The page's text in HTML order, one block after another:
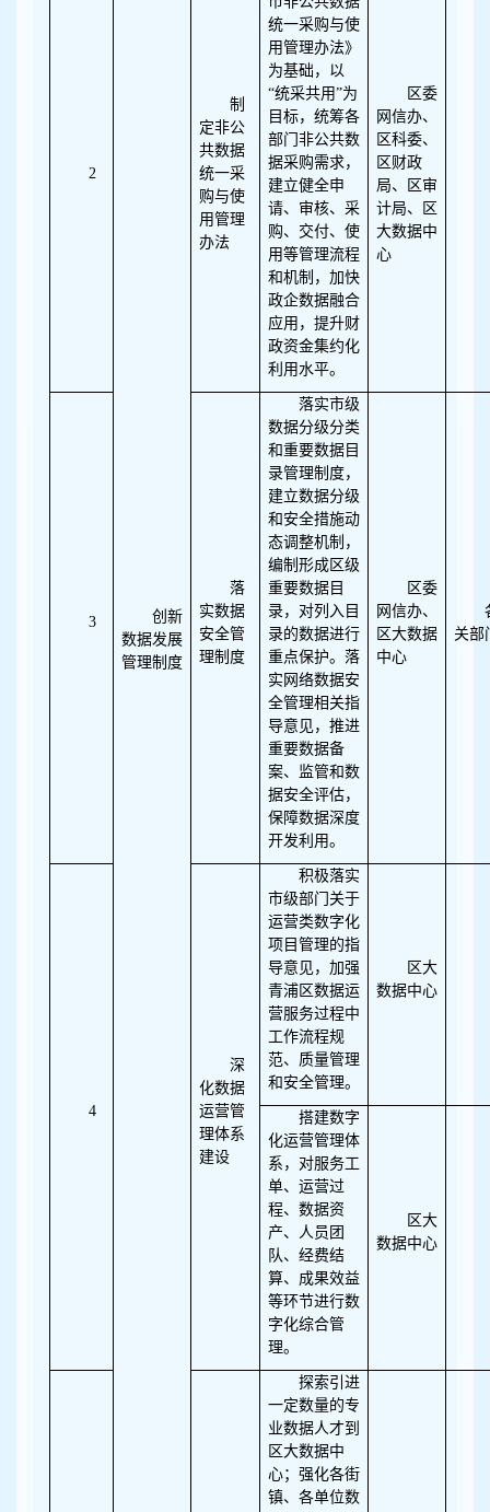
创新
数据发展
管理制度
2
制
定非公
共数据
统一采
购与使
用管理
办法
统一采购与使
用管理办法》
为基础，以
“统采共用”为
目标，统筹各
部门非公共数
据采购需求，
建立健全申
请、审核、采
购、交付、使
用等管理流程
和机制，加快
政企数据融合
应用，提升财
政资金集约化
利用水平。
区委
网信办、
区科委、
区财政
局、区审
计局、区
大数据中
心
3
落
实数据
安全管
理制度
落实市级
数据分级分类
和重要数据目
录管理制度，
建立数据分级
和安全措施动
态调整机制，
编制形成区级
重要数据目
录，对列入目
录的数据进行
重点保护。落
实网络数据安
全管理相关指
导意见，推进
重要数据备
案、监管和数
据安全评估，
保障数据深度
开发利用。
区委
网信办、
区大数据
中心
关部
4
深
化数据
运营管
理体系
建设
积极落实
市级部门关于
运营类数字化
项目管理的指
导意见，加强
青浦区数据运
营服务过程中
工作流程规
范、质量管理
和安全管理。
区大
数据中心
搭建数字
化运营管理体
系，对服务工
单、运营过
程、数据资
产、人员团
队、经费结
算、成果效益
等环节进行数
字化综合管
理。
区大
数据中心
探索引进
一定数量的专
业数据人才到
区大数据中
心；强化各街
镇、各单位数